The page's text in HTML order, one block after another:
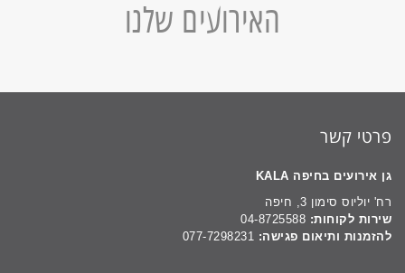
האירועים שלנו
פרטי קשר
גן אירועים בחיפה KALA
רח' יוליוס סימון 3, חיפה
שירות לקוחות:
להזמנות ותיאום פגישה: 077-7298231